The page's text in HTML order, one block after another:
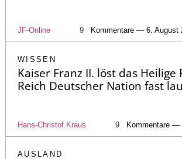
JF-Online 9 Kommentare — 6. August
WISSEN
Kaiser Franz II. löst das Heilige
Reich Deutscher Nation fast
Hans-Christof Kraus 9 Kommentare —
AUSLAND